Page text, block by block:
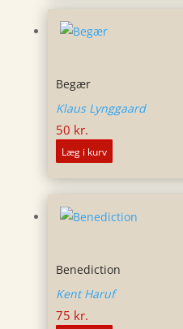
Begær
Klaus Lynggaard
50 kr.
Læg i kurv
Benediction
Kent Haruf
75 kr.